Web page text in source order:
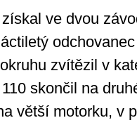
ve dvou
zvítězil v
skončil na
větší motorku, v